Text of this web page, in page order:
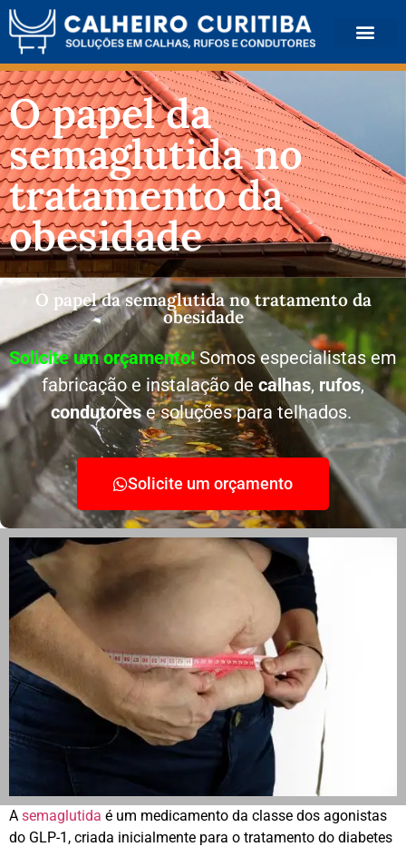
O papel da
semaglutida no
tratamento da
obesidade
O papel da semaglutida no tratamento da
obesidade
Solicite um orçamento!Somos especialistas em
fabricação e instalação de calhas, rufos,
condutorese soluções para telhados.
Solicite um orçamento
A semaglutida é um medicamento da classe dos agonistas
do GLP-1, criada inicialmente para o tratamento do diabetes